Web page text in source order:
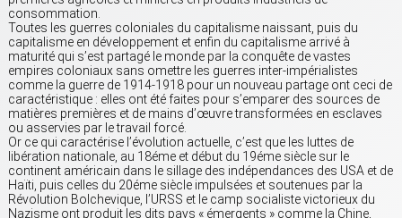
consommation.
Toutes les guerres coloniales du capitalisme naissant, puis du
capitalisme en développement et enfin du capitalisme arrivé à
maturité qui s’est partagé le monde par la conquête de vastes
empires coloniaux sans omettre les guerres inter-impérialistes
comme la guerre de 1914-1918 pour un nouveau partage ont ceci de
caractéristique : elles ont été faites pour s’emparer des sources de
matières premières et de mains d’œuvre transformées en esclaves
ou asservies par le travail forcé.
Or ce qui caractérise l’évolution actuelle, c’est que les luttes de
libération nationale, au 18éme et début du 19éme siècle sur le
continent américain dans le sillage des indépendances des USA et de
Haïti, puis celles du 20éme siècle impulsées et soutenues par la
Révolution Bolchevique, l’URSS et le camp socialiste victorieux du
Nazisme ont produit les dits pays « émergents » comme la Chine,